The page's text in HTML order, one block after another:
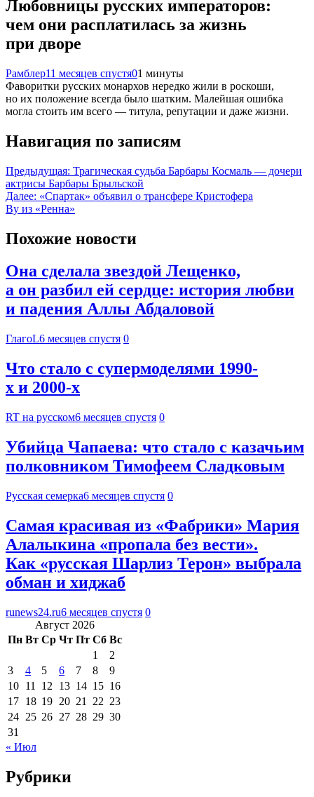
Любовницы русских императоров:
чем они расплатилась за жизнь
при дворе
Рамблер11 месяцев спустя01 минуты
Фаворитки русских монархов нередко жили в роскоши,
но их положение всегда было шатким. Малейшая ошибка
могла стоить им всего — титула, репутации и даже жизни.
Навигация по записям
Предыдущая: Трагическая судьба Барбары Космаль — дочери
актрисы Барбары Брыльской
Далее: «Спартак» объявил о трансфере Кристофера
Ву из «Ренна»
Похожие новости
Она сделала звездой Лещенко,
а он разбил ей сердце: история любви
и падения Аллы Абдаловой
ГлагоL6 месяцев спустя 0
Что стало с супермоделями 1990-
х и 2000-х
RT на русском6 месяцев спустя 0
Убийца Чапаева: что стало с казачьим
полковником Тимофеем Сладковым
Русская семерка6 месяцев спустя 0
Самая красивая из «Фабрики» Мария
Алалыкина «пропала без вести».
Как «русская Шарлиз Терон» выбрала
обман и хиджаб
runews24.ru6 месяцев спустя 0
Август 2026
Пн Вт Ср Чт Пт Сб Вс
1
2
3
4 5 6 7 8
9
10 11 12 13 14 15 16
17 18 19 20 21 22 23
24 25 26 27 28 29 30
31
« Июл
Рубрики